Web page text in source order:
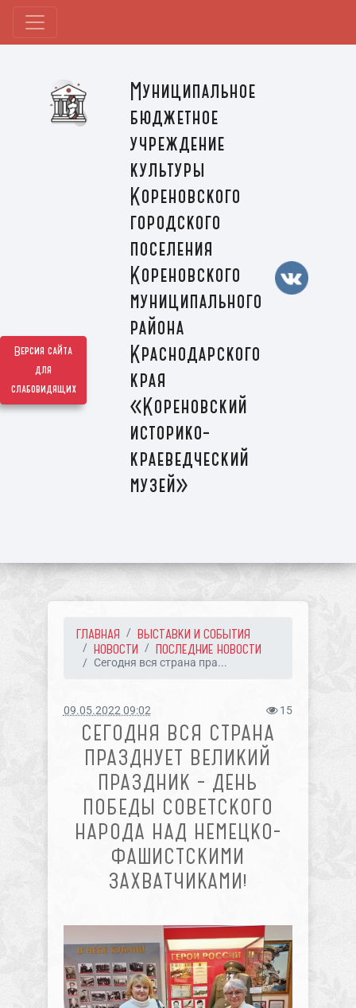
Версия сайта
для
слабовидящих
Муниципальное
бюджетное
учреждение
культуры
Кореновского
городского
поселения
Кореновского
муниципального
района
Краснодарского
края
«Кореновский
историко-
краеведческий
музей»
ГЛАВНАЯ
ВЫСТАВКИ И СОБЫТИЯ
НОВОСТИ
ПОСЛЕДНИЕ НОВОСТИ
Сегодня вся страна пра...
09.05.2022 09:02 15
СЕГОДНЯ ВСЯ СТРАНА
ПРАЗДНУЕТ ВЕЛИКИЙ
ПРАЗДНИК – ДЕНЬ
ПОБЕДЫ СОВЕТСКОГО
НАРОДА НАД НЕМЕЦКО-
ФАШИСТСКИМИ
ЗАХВАТЧИКАМИ!